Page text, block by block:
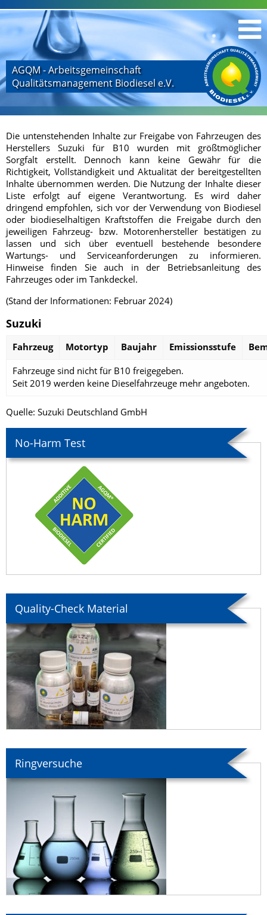
AGQM - Arbeitsgemeinschaft
Qualitätsmanagement Biodiesel e.V.
No-Harm Test
Quality-Check Material
Ringversuche
Die untenstehenden Inhalte zur Freigabe von Fahrzeugen des
Herstellers Suzuki für B10 wurden mit größtmöglicher
Sorgfalt erstellt. Dennoch kann keine Gewähr für die
Richtigkeit, Vollständigkeit und Aktualität der bereitgestellten
Inhalte übernommen werden. Die Nutzung der Inhalte dieser
Liste erfolgt auf eigene Verantwortung. Es wird daher
dringend empfohlen, sich vor der Verwendung von Biodiesel
oder biodieselhaltigen Kraftstoffen die Freigabe durch den
jeweiligen Fahrzeug- bzw. Motorenhersteller bestätigen zu
lassen und sich über eventuell bestehende besondere
Wartungs- und Serviceanforderungen zu informieren.
Hinweise finden Sie auch in der Betriebsanleitung des
Fahrzeuges oder im Tankdeckel.
(Stand der Informationen: Februar 2024)
Suzuki
Fahrzeug Motortyp Baujahr Emissionsstufe
Fahrzeuge sind nicht für B10 freigegeben.
Seit 2019 werden keine Dieselfahrzeuge mehr angeboten.
Quelle: Suzuki Deutschland GmbH